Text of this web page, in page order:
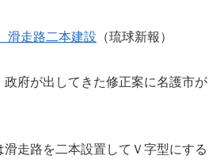
滑走路二本建設 （琉球新報）
府が出してきた修正案に名護市が
走路を二本設置してＶ字型にする